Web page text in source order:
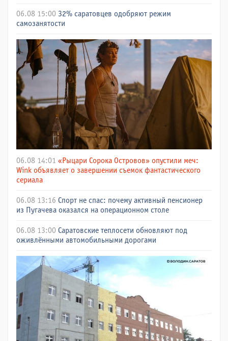
06.08 15:00 32% саратовцев одобряют режим
самозанятости
06.08 14:01 «Рыцари Сорока Островов» опустили меч:
Wink объявляет о завершении съемок фантастического
сериала
06.08 13:16 Спорт не спас: почему активный пенсионер
из Пугачева оказался на операционном столе
06.08 13:00 Саратовские теплосети обновляют под
оживлёнными автомобильными дорогами